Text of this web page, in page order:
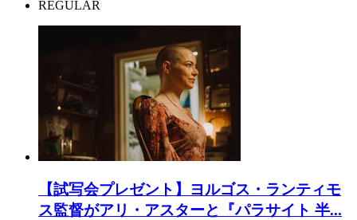
REGULAR
【試写会プレゼント】ヨルゴス・ランティモ
ス監督がアリ・アスターと『パラサイト 半...